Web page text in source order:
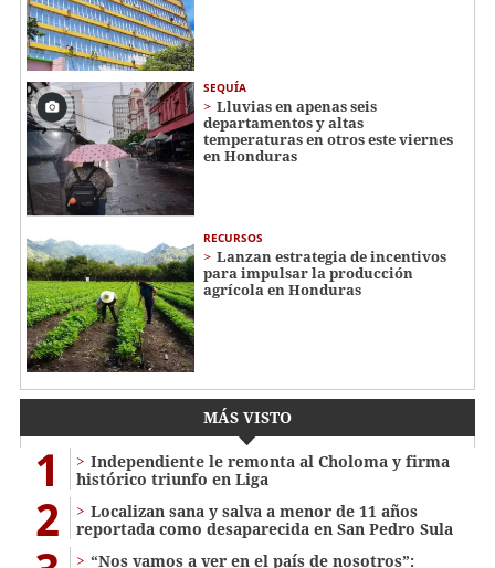
SEQUÍA
Lluvias en apenas seis
departamentos y altas
temperaturas en otros este viernes
en Honduras
RECURSOS
Lanzan estrategia de incentivos
para impulsar la producción
agrícola en Honduras
MÁS VISTO
1
Independiente le remonta al Choloma y firma
histórico triunfo en Liga
2
Localizan sana y salva a menor de 11 años
reportada como desaparecida en San Pedro Sula
“Nos vamos a ver en el país de nosotros”: